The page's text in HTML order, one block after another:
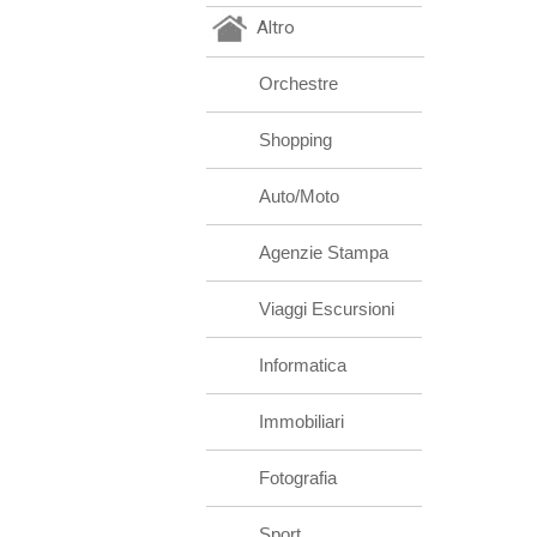
Altro
Orchestre
Shopping
Auto/Moto
Agenzie Stampa
Viaggi Escursioni
Informatica
Immobiliari
Fotografia